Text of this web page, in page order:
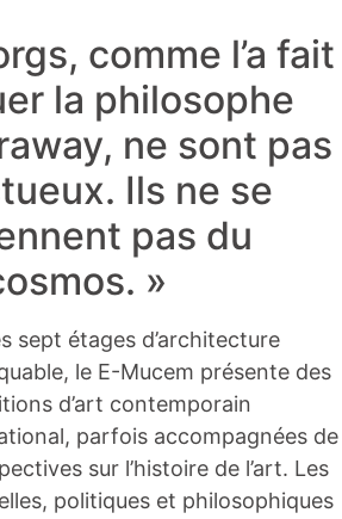
comme l’a fait
la philosophe
ne sont pas
Ils ne se
pas du
»
sept étages d’architecture
le E-Mucem présente des
d’art contemporain
parfois accompagnées de
sur l’histoire de l’art. Les
politiques et philosophiques